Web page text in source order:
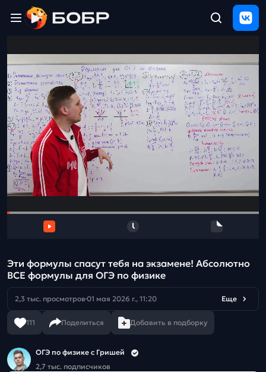
ЩЕЛЧОК
2026
Полезные
материалы
Проверка
сочинений
Тех
поддержка
и
Эти формулы спасут тебя на экзамене! Абсолютно
ВСЕ формулы для ОГЭ по физике
2,3 тыс. просмотров 01 мая 2026 г., 11:20 Еще
111 Поделиться Добавить в подборку
ОГЭ по физике с Гришей
2,7 тыс. подписчиков